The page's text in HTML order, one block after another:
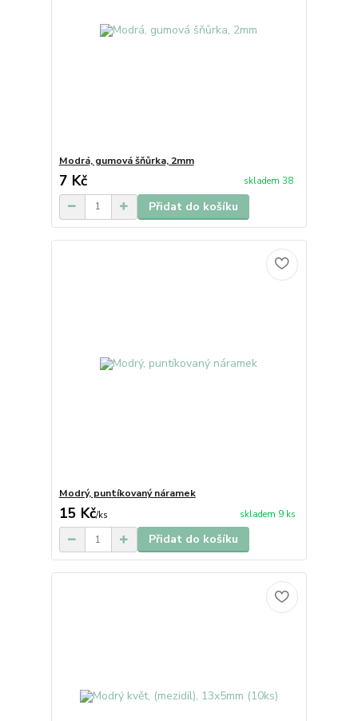
Modrá, gumová šňůrka, 2mm
7 Kč skladem 38
Přidat do košíku
Modrý, puntíkovaný náramek
15 Kč/ks skladem 9 ks
Přidat do košíku